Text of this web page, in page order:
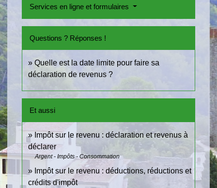
Services en ligne et formulaires
Questions ? Réponses !
Quelle est la date limite pour faire sa
déclaration de revenus ?
Et aussi
Impôt sur le revenu : déclaration et revenus à
déclarer
Argent - Impôts - Consommation
Impôt sur le revenu : déductions, réductions et
crédits d'impôt